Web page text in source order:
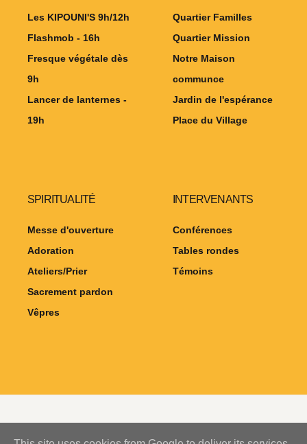
Les KIPOUNI'S 9h/12h
Flashmob - 16h
Fresque végétale dès
9h
Lancer de lanternes -
19h
Quartier Familles
Quartier Mission
Notre Maison
communce
Jardin de l'espérance
Place du Village
SPIRITUALITÉ
Messe d'ouverture
Adoration
Ateliers/Prier
Sacrement pardon
Vêpres
INTERVENANTS
Conférences
Tables rondes
Témoins